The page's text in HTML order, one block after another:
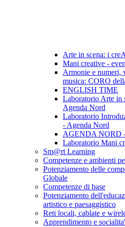
Arte in scena: i
Mani creative -
Armonie e numeri,
musica: CORO
ENGLISH TIME
Laboratorio Arte in
Agenda Nord
Laboratorio
- Agenda Nord
AGENDA NORD
Laboratorio Mani
Sm@rt Learning
Competenze e ambienti
Potenziamento delle
Globale
Competenze di base
Potenziamento
artistico e paesaggistico
Reti locali, cablate e
Apprendimento e socialita'